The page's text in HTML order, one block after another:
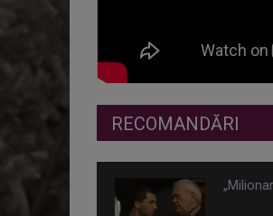
RECOMANDĂRI